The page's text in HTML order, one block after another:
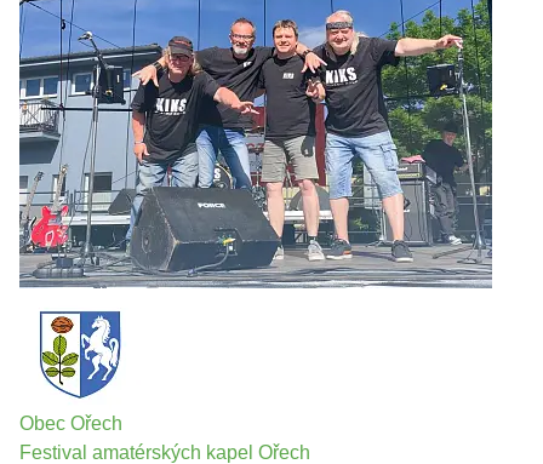
Obec Ořech
Festival amatérských kapel Ořech